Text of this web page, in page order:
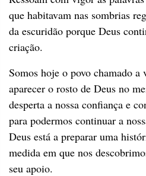
que habitavam nas sombrias
da escuridão porque Deus
criação.
Somos hoje o povo chamado
aparecer o rosto de Deus no
desperta a nossa confiança e
para podermos continuar a
Deus está a preparar uma
medida em que nos
seu apoio.